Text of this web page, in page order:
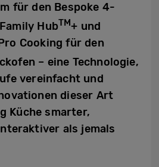
für den Bespoke 4-
HubTM+ und
Cooking für den
– eine Technologie,
vereinfacht und
dieser Art
Küche smarter,
als jemals